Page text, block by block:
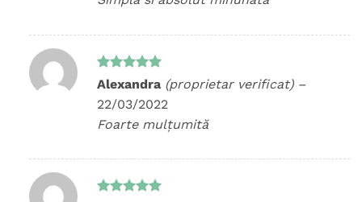
Evaluat la
Alexandra (proprietar verificat) –
22/03/2022
Foarte mulțumită